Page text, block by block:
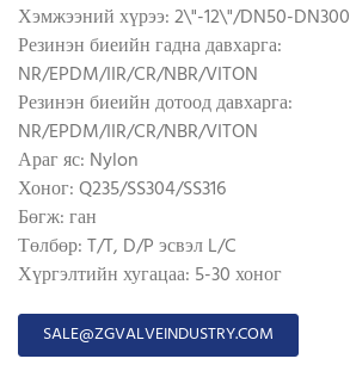
Хэмжээний хүрээ: 2\"-12\"/DN50-DN300
Резинэн биеийн гадна давхарга:
NR/EPDM/IIR/CR/NBR/VITON
Резинэн биеийн дотоод давхарга:
NR/EPDM/IIR/CR/NBR/VITON
Араг яс: Nylon
Хоног: Q235/SS304/SS316
Бөгж: ган
Төлбөр: T/T, D/P эсвэл L/C
Хүргэлтийн хугацаа: 5-30 хоног
SALE@ZGVALVEINDUSTRY.COM